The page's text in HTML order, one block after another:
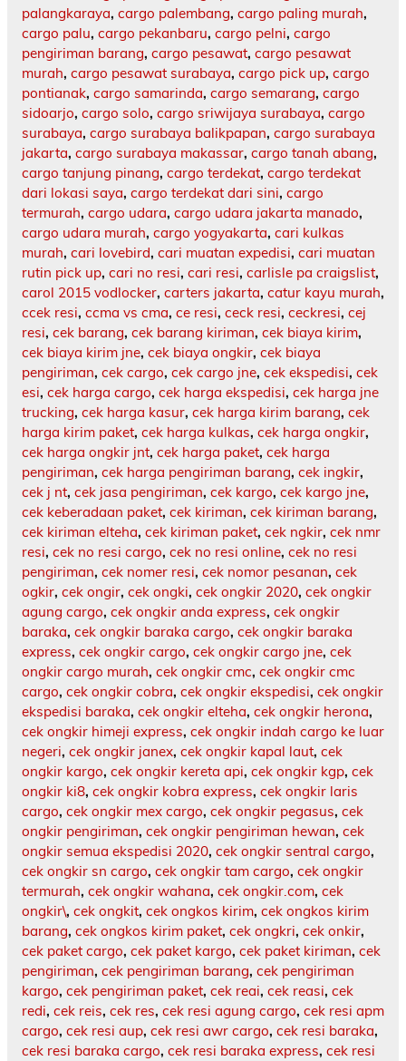
palangkaraya, cargo palembang, cargo paling murah,
cargo palu, cargo pekanbaru, cargo pelni, cargo
pengiriman barang, cargo pesawat, cargo pesawat
murah, cargo pesawat surabaya, cargo pick up, cargo
pontianak, cargo samarinda, cargo semarang, cargo
sidoarjo, cargo solo, cargo sriwijaya surabaya, cargo
surabaya, cargo surabaya balikpapan, cargo surabaya
jakarta, cargo surabaya makassar, cargo tanah abang,
cargo tanjung pinang, cargo terdekat, cargo terdekat
dari lokasi saya, cargo terdekat dari sini, cargo
termurah, cargo udara, cargo udara jakarta manado,
cargo udara murah, cargo yogyakarta, cari kulkas
murah, cari lovebird, cari muatan expedisi, cari muatan
rutin pick up, cari no resi, cari resi, carlisle pa craigslist,
carol 2015 vodlocker, carters jakarta, catur kayu murah,
ccek resi, ccma vs cma, ce resi, ceck resi, ceckresi, cej
resi, cek barang, cek barang kiriman, cek biaya kirim,
cek biaya kirim jne, cek biaya ongkir, cek biaya
pengiriman, cek cargo, cek cargo jne, cek ekspedisi, cek
esi, cek harga cargo, cek harga ekspedisi, cek harga jne
trucking, cek harga kasur, cek harga kirim barang, cek
harga kirim paket, cek harga kulkas, cek harga ongkir,
cek harga ongkir jnt, cek harga paket, cek harga
pengiriman, cek harga pengiriman barang, cek ingkir,
cek j nt, cek jasa pengiriman, cek kargo, cek kargo jne,
cek keberadaan paket, cek kiriman, cek kiriman barang,
cek kiriman elteha, cek kiriman paket, cek ngkir, cek nmr
resi, cek no resi cargo, cek no resi online, cek no resi
pengiriman, cek nomer resi, cek nomor pesanan, cek
ogkir, cek ongir, cek ongki, cek ongkir 2020, cek ongkir
agung cargo, cek ongkir anda express, cek ongkir
baraka, cek ongkir baraka cargo, cek ongkir baraka
express, cek ongkir cargo, cek ongkir cargo jne, cek
ongkir cargo murah, cek ongkir cmc, cek ongkir cmc
cargo, cek ongkir cobra, cek ongkir ekspedisi, cek ongkir
ekspedisi baraka, cek ongkir elteha, cek ongkir herona,
cek ongkir himeji express, cek ongkir indah cargo ke luar
negeri, cek ongkir janex, cek ongkir kapal laut, cek
ongkir kargo, cek ongkir kereta api, cek ongkir kgp, cek
ongkir ki8, cek ongkir kobra express, cek ongkir laris
cargo, cek ongkir mex cargo, cek ongkir pegasus, cek
ongkir pengiriman, cek ongkir pengiriman hewan, cek
ongkir semua ekspedisi 2020, cek ongkir sentral cargo,
cek ongkir sn cargo, cek ongkir tam cargo, cek ongkir
termurah, cek ongkir wahana, cek ongkir.com, cek
ongkir\, cek ongkit, cek ongkos kirim, cek ongkos kirim
barang, cek ongkos kirim paket, cek ongkri, cek onkir,
cek paket cargo, cek paket kargo, cek paket kiriman, cek
pengiriman, cek pengiriman barang, cek pengiriman
kargo, cek pengiriman paket, cek reai, cek reasi, cek
redi, cek reis, cek res, cek resi agung cargo, cek resi apm
cargo, cek resi aup, cek resi awr cargo, cek resi baraka,
cek resi baraka cargo, cek resi baraka express, cek resi